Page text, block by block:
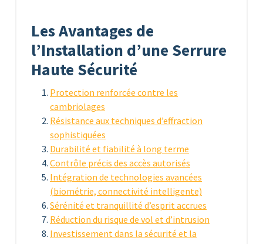
Les Avantages de
l’Installation d’une Serrure
Haute Sécurité
Protection renforcée contre les
cambriolages
Résistance aux techniques d’effraction
sophistiquées
Durabilité et fiabilité à long terme
Contrôle précis des accès autorisés
Intégration de technologies avancées
(biométrie, connectivité intelligente)
Sérénité et tranquillité d’esprit accrues
Réduction du risque de vol et d’intrusion
Investissement dans la sécurité et la